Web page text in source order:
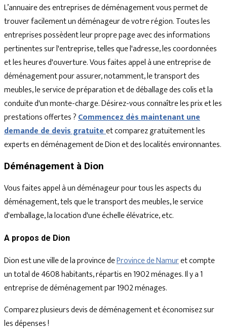
L’annuaire des entreprises de déménagement vous permet de
trouver facilement un déménageur de votre région. Toutes les
entreprises possèdent leur propre page avec des informations
pertinentes sur l'entreprise, telles que l'adresse, les coordonnées
et les heures d'ouverture. Vous faites appel à une entreprise de
déménagement pour assurer, notamment, le transport des
meubles, le service de préparation et de déballage des colis et la
conduite d'un monte-charge. Désirez-vous connaître les prix et les
prestations offertes ?Commencez dès maintenant une
demande de devis gratuiteet comparez gratuitement les
experts en déménagement de Dion et des localités environnantes.
Déménagement à Dion
Vous faites appel à un déménageur pour tous les aspects du
déménagement, tels que le transport des meubles, le service
d'emballage, la location d'une échelle élévatrice, etc.
A propos de Dion
Dion est une ville de la province deProvince de Namuret compte
un total de 4608 habitants, répartis en 1902 ménages. Il y a 1
entreprise de déménagement par 1902 ménages.
Comparez plusieurs devis de déménagement et économisez sur
les dépenses !